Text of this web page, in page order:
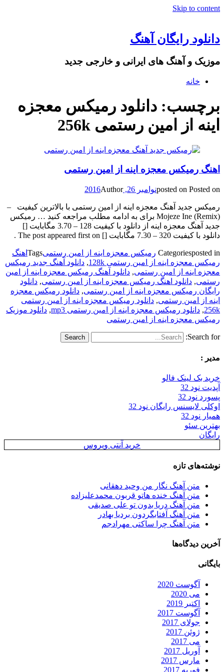
Skip to content
دانلود رایگان آهنگ
موزیک و آهنگ های ایرانی و خارجی جدید
خانه
برچسب: دانلود رمیکس معجزه
اینه از امین رستمی 256k
اهنگ رمیکس معجزه اینه از امین رستمی
posted on Posted on نوامبر 26, 2016 Author
رمیکس جدید آهنگ معجزه اینه از امین رستمی با بالاترین کیفیت –
Mojeze Ine (Remix) برای به ادامه مطلب مراجعه کنید … رمیکس
جدید آهنگ معجزه اینه از دانلود با کیفیت 128 – 3.70 مگابایت []
دانلود با کیفیت 320 – 7.30 مگابایت [] The post appeared first on .
Categoriesposted in رمیکس معجزه اینه از امین رستمیTags اهنگ
رمیکس معجزه اینه از امین رستمی 128k
, دانلود آهنگ جدید رمیکس
معجزه اینه از امین رستمی, دانلود آهنگ رمیکس معجزه اینه از امین
رستمی, دانلود اهنگ رمیکس معجزه اینه از امین رستمی, دانلود
رایگان رمیکس معجزه اینه از امین رستمی, دانلود رمیکس معجزه
اینه از امین رستمی, دانلود رمیکس معجزه اینه از امین رستمی
256k
, دانلود رمیکس معجزه اینه از امین رستمی mp3 , دانلود موزیک
رمیکس معجزه اینه از امین رستمی
Search for:
مدیر :
خرید بک لینک فالو
آپدیت نود 32
پسورد نود 32
اوکلی لایسنس رایگان نود 32
همیار نود 32
بهترین سئو
رایگان
خرید آنتی ویروس
نوشته‌های تازه
متن آهنگ نگار من وحید دهقانی
متن آهنگ خنده هاتو قربون محمدعلیزاده
متن آهنگ دریا بدون تو علی صدیقی
متن آهنگ آفتابگردون بردیا بهادر
متن آهنگ چرا ساکتی مهرادجم
آخرین دیدگاه‌ها
بایگانی
آگوست 2020
می 2020
اکتبر 2019
آگوست 2017
جولای 2017
ژوئن 2017
می 2017
آوریل 2017
مارس 2017
فوریه 2017